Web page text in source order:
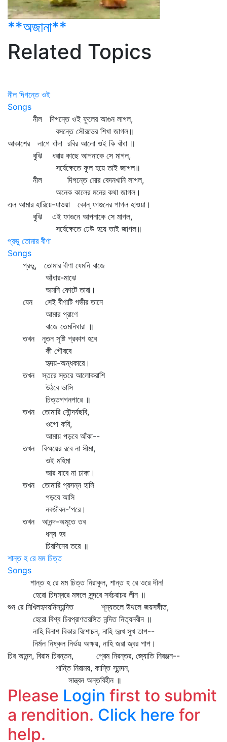
**অজানা**
Related Topics
নীল দিগন্তে ওই
Songs
নীল দিগন্তে ওই ফুলের আগুন লাগল,
বসন্তে সৌরভের শিখা জাগল॥
আকাশের লাগে ধাঁদা রবির আলো ওই কি বাঁধা ॥
বুঝি ধরার কাছে আপনাকে সে মাগল,
সর্ষেক্ষেতে ফুল হয়ে তাই জাগল॥
নীল দিগন্তে মোর বেদনখানি লাগল,
অনেক কালের মনের কথা জাগল।
এল আমার হারিয়ে-যাওয়া কোন্‌ ফাগুনের পাগল হাওয়া।
বুঝি এই ফাগুনে আপনাকে সে মাগল,
সর্ষেক্ষেতে ঢেউ হয়ে তাই জাগল॥
প্রভু তোমার বীণা
Songs
প্রভু, তোমার বীণা যেমনি বাজে
আঁধার-মাঝে
অমনি ফোটে তারা।
যেন সেই বীণাটি গভীর তানে
আমার প্রাণে
বাজে তেমনিধারা ॥
তখন নূতন সৃষ্টি প্রকাশ হবে
কী গৌরবে
হৃদয়-অন্ধকারে।
তখন স্তরে স্তরে আলোকরাশি
উঠবে ভাসি
চিত্তগগনপারে ॥
তখন তোমারি সৌন্দর্যছবি,
ওগো কবি,
আমায় পড়বে আঁকা--
তখন বিস্ময়ের রবে না সীমা,
ওই মহিমা
আর যাবে না ঢাকা।
তখন তোমারি প্রসন্ন হাসি
পড়বে আসি
নবজীবন-'পরে।
তখন আনন্দ-অমৃতে তব
ধন্য হব
চিরদিনের তরে ॥
শান্ত হ রে মম চিত্ত
Songs
শান্ত হ রে মম চিত্ত নিরাকুল, শান্ত হ রে ওরে দীন!
হেরো চিদম্বরে মঙ্গলে সুন্দরে সর্বচরাচর লীন ॥
শুন রে নিখিলহৃদয়নিস্যন্দিত শূন্যতলে উথলে জয়সঙ্গীত,
হেরো বিশ্ব চিরপ্রাণতরঙ্গিত নন্দিত নিত্যনবীন ॥
নাহি বিনাশ বিকার বিশোচন, নাহি দুঃখ সুখ তাপ--
নির্মল নিষ্কল নির্ভয় অক্ষয়, নাহি জরা জ্বর পাপ।
চির আনন্দ, বিরাম চিরন্তন, প্রেম নিরন্তর, জ্যোতি নিরঞ্জন--
শান্তি নিরাময়, কান্তি সুনন্দন,
সান্ত্বন অন্তবিহীন ॥
Please Login first to submit
a rendition. Click here for
help.